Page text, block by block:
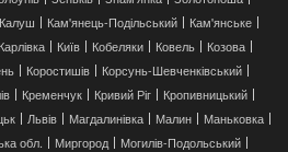
Калуш Кам'янець-Подільський
Кам'янське
Карлівка Київ Кобеляки Ковель
Козова
Коростишів
Корсунь-Шевченківський
Кременчук Кривий Ріг
Кропивницький
Львів Магдалинівка Малин
Маньковка
обл. Миргород
Могилів-Подольський